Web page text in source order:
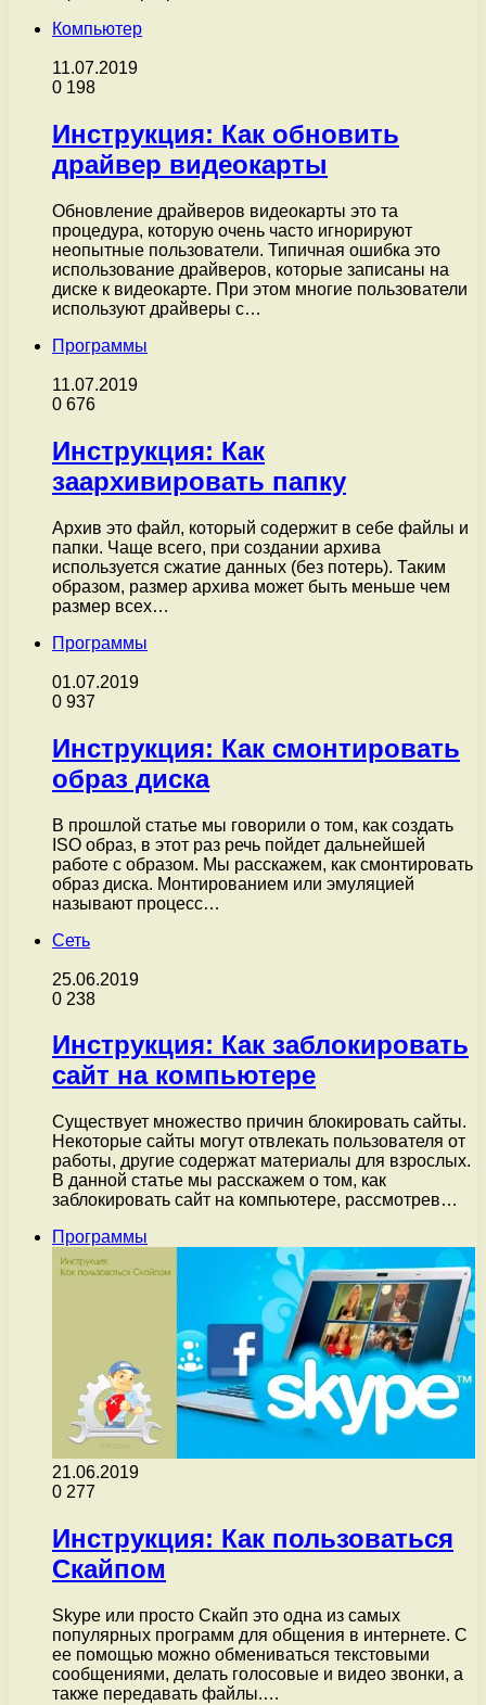
Компьютер
11.07.2019
0 198
Инструкция: Как обновить
драйвер видеокарты
Обновление драйверов видеокарты это та
процедура, которую очень часто игнорируют
неопытные пользователи. Типичная ошибка это
использование драйверов, которые записаны на
диске к видеокарте. При этом многие пользователи
используют драйверы с…
Программы
11.07.2019
0 676
Инструкция: Как
заархивировать папку
Архив это файл, который содержит в себе файлы и
папки. Чаще всего, при создании архива
используется сжатие данных (без потерь). Таким
образом, размер архива может быть меньше чем
размер всех…
Программы
01.07.2019
0 937
Инструкция: Как смонтировать
образ диска
В прошлой статье мы говорили о том, как создать
ISO образ, в этот раз речь пойдет дальнейшей
работе с образом. Мы расскажем, как смонтировать
образ диска. Монтированием или эмуляцией
называют процесс…
Сеть
25.06.2019
0 238
Инструкция: Как заблокировать
сайт на компьютере
Существует множество причин блокировать сайты.
Некоторые сайты могут отвлекать пользователя от
работы, другие содержат материалы для взрослых.
В данной статье мы расскажем о том, как
заблокировать сайт на компьютере, рассмотрев…
Программы
21.06.2019
0 277
Инструкция: Как пользоваться
Скайпом
Skype или просто Скайп это одна из самых
популярных программ для общения в интернете. С
ее помощью можно обмениваться текстовыми
сообщениями, делать голосовые и видео звонки, а
также передавать файлы.…